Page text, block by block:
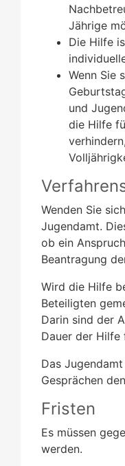
Jährige
Die Hilfe
Wenn Sie
und
die Hilfe
Wenden Sie
Jugendamt.
ob ein
Beantragung
Wird die Hilfe
Beteiligten
Darin sind der
Dauer der Hilfe
Das
Gesprächen
Fristen
Es müssen
werden.